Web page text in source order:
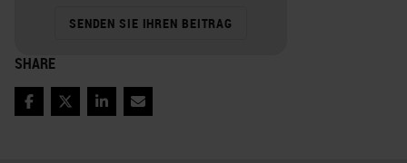
SENDEN SIE IHREN BEITRAG
SHARE
Facebook
TwitterLinkedIn
Email